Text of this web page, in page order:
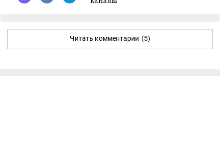
Читать комментарии (5)